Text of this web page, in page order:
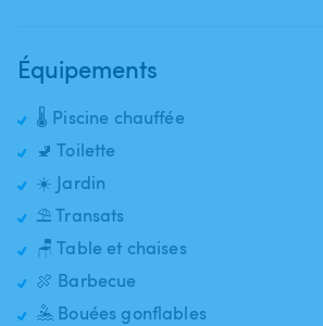
Équipements
🌡️ Piscine chauffée
🚽 Toilette
☀️ Jardin
⛱️ Transats
🪑 Table et chaises
🍖 Barbecue
🤽 Bouées gonflables